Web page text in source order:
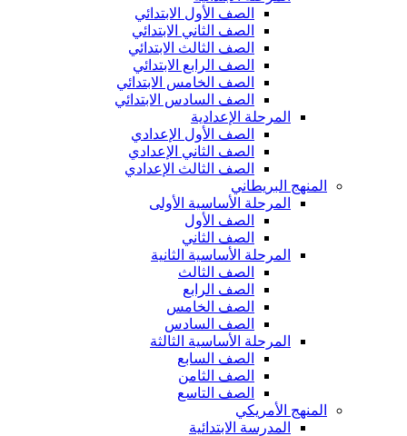
الصف الأول الابتدائي
الصف الثاني الابتدائي
الصف الثالث الابتدائي
الصف الرابع الابتدائي
الصف الخامس الابتدائي
الصف السادس الابتدائي
المرحلة الإعدادية
الصف الأول الإعدادي
الصف الثاني الإعدادي
الصف الثالث الإعدادي
المنهج البريطاني
المرحلة الأساسية الأولى
الصف الأول
الصف الثاني
المرحلة الأساسية الثانية
الصف الثالث
الصف الرابع
الصف الخامس
الصف السادس
المرحلة الأساسية الثالثة
الصف السابع
الصف الثامن
الصف التاسع
المنهج الأمريكي
المدرسة الابتدائية